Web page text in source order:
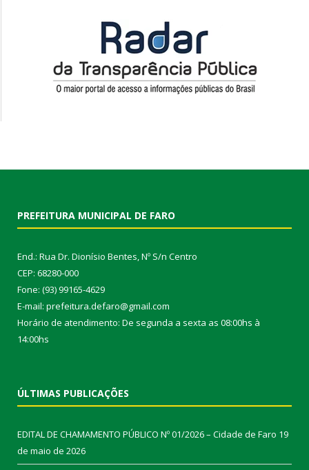
PREFEITURA MUNICIPAL DE FARO
End.: Rua Dr. Dionísio Bentes, Nº S/n Centro
CEP: 68280-000
Fone: (93) 99165-4629
E-mail: prefeitura.defaro@gmail.com
Horário de atendimento: De segunda a sexta as 08:00hs à
14:00hs
ÚLTIMAS PUBLICAÇÕES
EDITAL DE CHAMAMENTO PÚBLICO Nº 01/2026 – Cidade de Faro 19
de maio de 2026